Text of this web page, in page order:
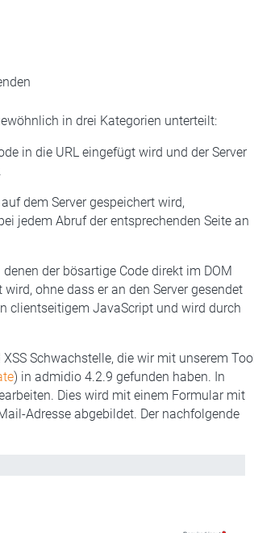
in drei Kategorien unterteilt:
in die URL eingefügt wird und der Server
dem Server gespeichert wird,
jedem Abruf der entsprechenden Seite an
der bösartige Code direkt im DOM
ohne dass er an den Server gesendet
clientseitigem JavaScript und wird durch
Schwachstelle, die wir mit unserem Tool
) in admidio 4.2.9 gefunden haben. In
Dies wird mit einem Formular mit
Adresse abgebildet. Der nachfolgende